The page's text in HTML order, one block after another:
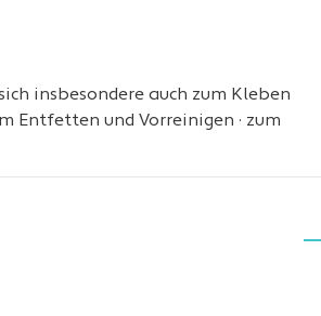
insbesondere auch zum Kleben
Entfetten und Vorreinigen · zum